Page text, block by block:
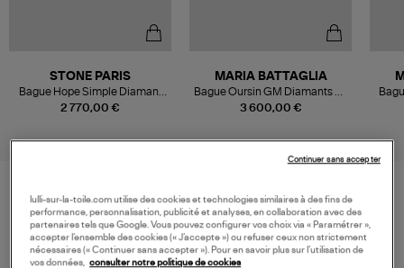
2 770,00 €
STONE PARIS
Bague Hope Simple Diamant
Emeraude Or Jaune
3 600,00 €
MARIA BATTAGLIA
Bague Oursin GM Diamants Or
Jaune
VOS DERNIERS PRODUITS VUS
lulli-sur-la-toile.com utilise des cookies et technologies similaires à des fins de
performance, personnalisation, publicité et analyses, en collaboration avec des
partenaires tels que Google. Vous pouvez configurer vos choix via « Paramétrer »,
accepter l’ensemble des cookies (« J’accepte ») ou refuser ceux non strictement
nécessaires (« Continuer sans accepter »). Pour en savoir plus sur l’utilisation de
vos données, consulter notre politique de cookies
Continuer sans accepter